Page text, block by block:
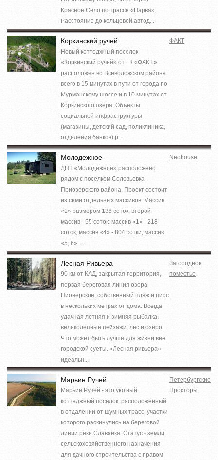
Красное Село по трассе «Нарва».
Расстояние до кольцевой автод...
Коркинский ручей
Новый коттеджный поселок
«Коркинский ручей» от ГК «ФАКТ.»
расположен во Всеволожском районе
всего в 15 минутах в пути от города по
Мурманскому шоссе и в 10 минутах от
Коркинского озера. Объекты
социальной инфраструктуры
(магазины, детский сад, поликлиника,
отделения банков) р...
ФАКТ
Молодежное
ДНТ «Молодежное» расположено
рядом с поселком Соловьевка
Приозерского района. Проект состоит
из семи отдельных массивов. Массив
«1» размером 136 соток; второй
массив - 55 соток; массив «1» - 218
соток; массив «4» - 804 сотки; массив
«5, 6» ...
Neohouse
Лесная Ривьера
90 км от КАД, закрытая территория,
первая береговая линия озера
Пионерское, собственный пляж и пирс
в нескольких метрах от дома. Всегда
удачная летняя и зимняя рыбалка,
великолепные пейзажи, лес и озеро…
Что может быть лучше для жизни вне
городской суеты. «Лесная ривьера»
идеальн...
Загородное
поместье
Марьин Ручей
Марьин Ручей - это уютный
коттеджный поселок, расположенный
в отдалении от шумных трасс, участки
которого раскинулись на береговой
линии реки Славянка. Статус - земли
сельскохозяйственного назначения
для дачного строительства с правом
Петербургские
Просторы